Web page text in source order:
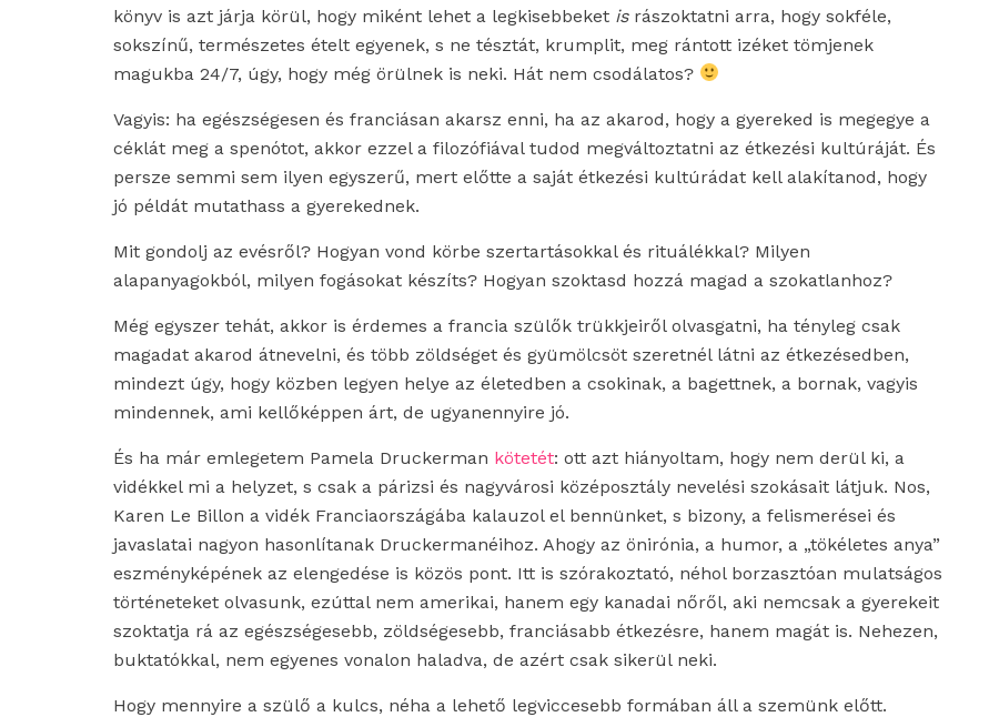
könyv is azt járja körül, hogy miként lehet a legkisebbeket isrászoktatni arra, hogy sokféle,
sokszínű, természetes ételt egyenek, s ne tésztát, krumplit, meg rántott izéket tömjenek
magukba 24/7, úgy, hogy még örülnek is neki. Hát nem csodálatos?
Vagyis: ha egészségesen és franciásan akarsz enni, ha az akarod, hogy a gyereked is megegye a
céklát meg a spenótot, akkor ezzel a filozófiával tudod megváltoztatni az étkezési kultúráját. És
persze semmi sem ilyen egyszerű, mert előtte a saját étkezési kultúrádat kell alakítanod, hogy
jó példát mutathass a gyerekednek.
Mit gondolj az evésről? Hogyan vond körbe szertartásokkal és rituálékkal? Milyen
alapanyagokból, milyen fogásokat készíts? Hogyan szoktasd hozzá magad a szokatlanhoz?
Még egyszer tehát, akkor is érdemes a francia szülők trükkjeiről olvasgatni, ha tényleg csak
magadat akarod átnevelni, és több zöldséget és gyümölcsöt szeretnél látni az étkezésedben,
mindezt úgy, hogy közben legyen helye az életedben a csokinak, a bagettnek, a bornak, vagyis
mindennek, ami kellőképpen árt, de ugyanennyire jó.
És ha már emlegetem Pamela Druckerman kötetét: ott azt hiányoltam, hogy nem derül ki, a
vidékkel mi a helyzet, s csak a párizsi és nagyvárosi középosztály nevelési szokásait látjuk. Nos,
Karen Le Billon a vidék Franciaországába kalauzol el bennünket, s bizony, a felismerései és
javaslatai nagyon hasonlítanak Druckermanéihoz. Ahogy az önirónia, a humor, a „tökéletes anya”
eszményképének az elengedése is közös pont. Itt is szórakoztató, néhol borzasztóan mulatságos
történeteket olvasunk, ezúttal nem amerikai, hanem egy kanadai nőről, aki nemcsak a gyerekeit
szoktatja rá az egészségesebb, zöldségesebb, franciásabb étkezésre, hanem magát is. Nehezen,
buktatókkal, nem egyenes vonalon haladva, de azért csak sikerül neki.
Hogy mennyire a szülő a kulcs, néha a lehető legviccesebb formában áll a szemünk előtt.